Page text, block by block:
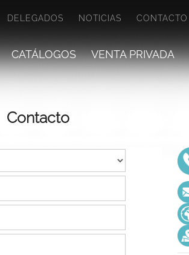
DELEGADOS NOTICIAS CONTACTO
CATÁLOGOS VENTA PRIVADA
Contacto